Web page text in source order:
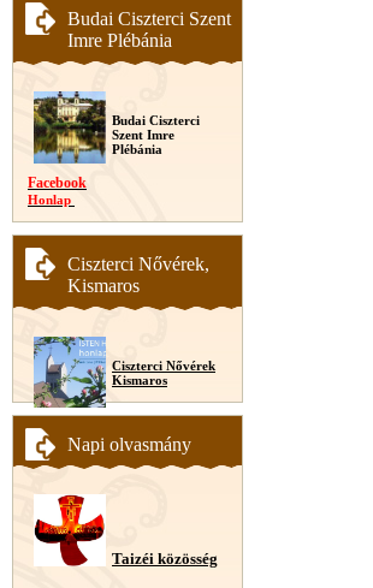
Budai Ciszterci Szent
Imre Plébánia
Budai Ciszterci
Szent Imre
Plébánia
Facebook
Honlap
Ciszterci Nővérek,
Kismaros
Ciszterci Nővérek
Kismaros
Napi olvasmány
Taizéi közösség